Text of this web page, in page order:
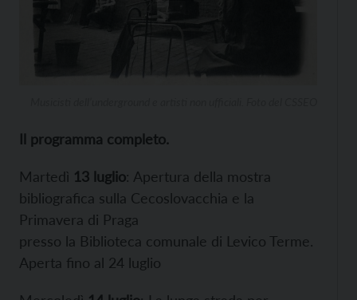
Il programma completo.
Martedì 13 luglio: Apertura della mostra
bibliografica sulla Cecoslovacchia e la
Primavera di Praga
presso la Biblioteca comunale di Levico Terme.
Aperta fino al 24 luglio